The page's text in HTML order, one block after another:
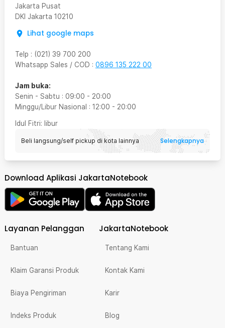
Jakarta Pusat
DKI Jakarta 10210
Lihat google maps
Telp : (021) 39 700 200
Whatsapp Sales / COD : 0896 135 222 00
Jam buka:
Senin - Sabtu : 09:00 - 20:00
Minggu/Libur Nasional : 12:00 - 20:00
Idul Fitri: libur
Beli langsung/self pickup di kota lainnya Selengkapnya
Download Aplikasi JakartaNotebook
Layanan Pelanggan
Bantuan
Klaim Garansi Produk
Biaya Pengiriman
Indeks Produk
JakartaNotebook
Tentang Kami
Kontak Kami
Karir
Blog